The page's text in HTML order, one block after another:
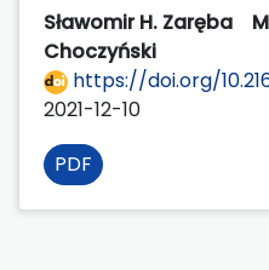
Sławomir H. Zaręba
Choczyński
https://doi.org/
2021-12-10
PDF